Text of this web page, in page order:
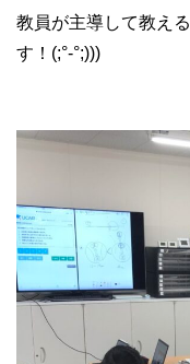
教員が主導して教え
す！ (;°-°;)))